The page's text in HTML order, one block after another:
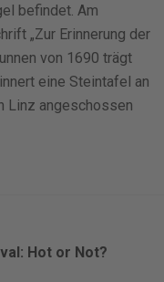
befindet. Am
„Zur Erinnerung der
von 1690 trägt
eine Steintafel an
Linz angeschossen
Hot or Not?